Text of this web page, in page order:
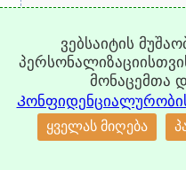
შიგთავსი
ვებსაიტის
მონაცემთა
ყველას მიღება